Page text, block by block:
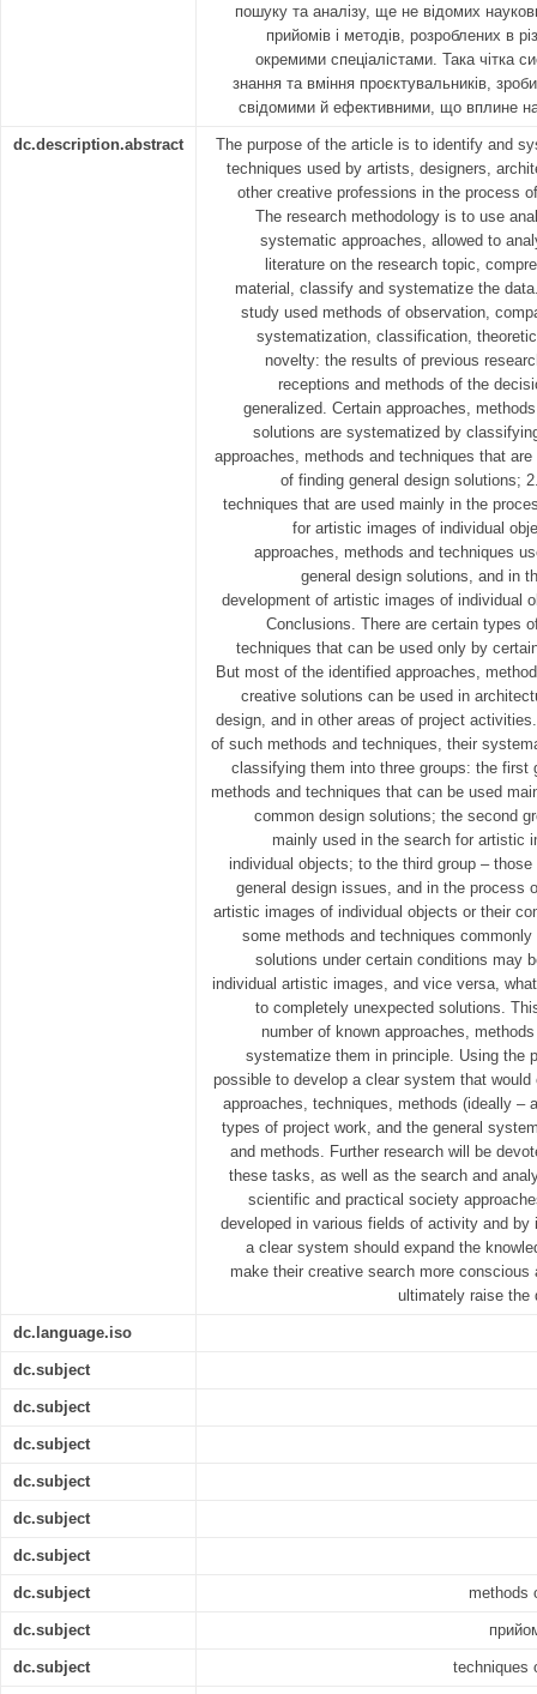
пошуку та аналізу, ще не відомих
прийомів і методів, розроблених в
окремими спеціалістами. Така чітка
знання та вміння проєктувальників,
свідомими й ефективними, що вплине на
dc.description.abstract
The purpose of the article is to identify and
techniques used by artists, designers,
other creative professions in the process
The research methodology is to use
systematic approaches, allowed to
literature on the research topic,
material, classify and systematize the
study used methods of observation,
systematization, classification,
novelty: the results of previous
receptions and methods of the
generalized. Certain approaches,
solutions are systematized by
approaches, methods and techniques that
of finding general design solutions;
techniques that are used mainly in the
for artistic images of individual
approaches, methods and techniques
general design solutions, and in
development of artistic images of individual
Conclusions. There are certain types
techniques that can be used only by
But most of the identified approaches,
creative solutions can be used in
design, and in other areas of project
of such methods and techniques, their
classifying them into three groups: the first
methods and techniques that can be used
common design solutions; the second
mainly used in the search for artistic
individual objects; to the third group –
general design issues, and in the process
artistic images of individual objects or their
some methods and techniques
solutions under certain conditions may
individual artistic images, and vice versa,
to completely unexpected solutions.
number of known approaches,
systematize them in principle. Using the
possible to develop a clear system that
approaches, techniques, methods (ideally –
types of project work, and the general
and methods. Further research will be
these tasks, as well as the search and
scientific and practical society
developed in various fields of activity and
a clear system should expand the
make their creative search more
ultimately raise the
dc.language.iso
dc.subject
dc.subject
dc.subject
dc.subject
dc.subject
dc.subject
dc.subject methods
dc.subject
dc.subject techniques